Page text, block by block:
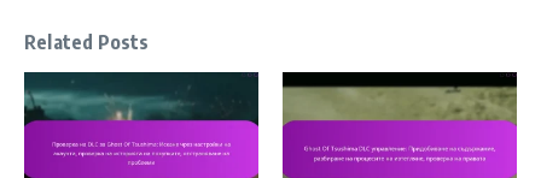
Related Posts